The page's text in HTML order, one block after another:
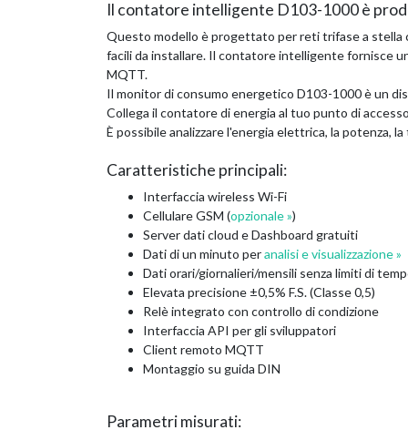
Il contatore intelligente D103-1000 è
Questo modello è progettato per reti trifase a stella
facili da installare. Il contatore intelligente fornisce
MQTT.
Il monitor di consumo energetico D103-1000 è un
Collega il contatore di energia al tuo punto di
È possibile analizzare l'energia elettrica, la potenza,
Caratteristiche principali:
Interfaccia wireless Wi-Fi
Cellulare GSM (opzionale »)
Server dati cloud e Dashboard gratuiti
Dati di un minuto peranalisi e visualizzazione »
Dati orari/giornalieri/mensili senza limiti di
Elevata precisione ±0,5% F.S. (Classe 0,5)
Relè integrato con controllo di condizione
Interfaccia API per gli sviluppatori
Client remoto MQTT
Montaggio su guida DIN
Parametri misurati: